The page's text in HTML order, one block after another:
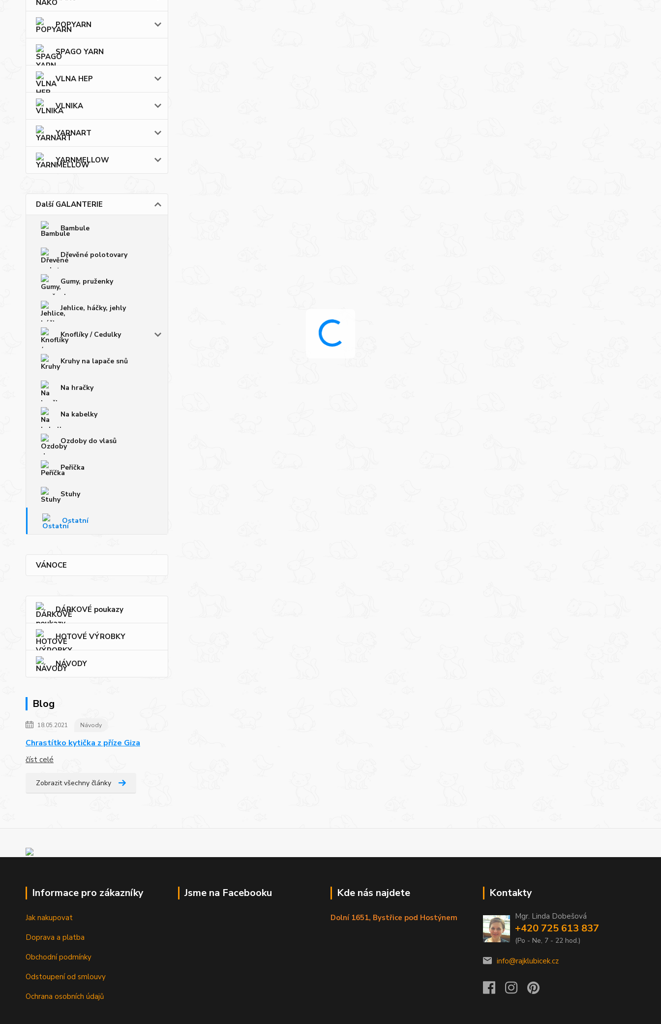
POPYARN
SPAGO YARN
VLNA HEP
VLNIKA
YARNART
YARNMELLOW
Další GALANTERIE
Bambule
Dřevěné polotovary
Gumy, pruženky
Jehlice, háčky, jehly
Knoflíky / Cedulky
Kruhy na lapače snů
Na hračky
Na kabelky
Ozdoby do vlasů
Peříčka
Stuhy
Ostatní
VÁNOCE
DÁRKOVÉ poukazy
HOTOVÉ VÝROBKY
NÁVODY
Blog
18.05.2021 Návody
Chrastítko kytička z příze Giza
číst celé
Zobrazit všechny články
Informace pro zákazníky
Jak nakupovat
Doprava a platba
Obchodní podmínky
Odstoupení od smlouvy
Ochrana osobních údajů
Jsme na Facebooku Kde nás najdete
Dolní 1651, Bystřice pod Hostýnem
Kontakty
Mgr. Linda Dobešová
+420 725 613 837
(Po - Ne, 7 - 22 hod.)
info@rajklubicek.cz